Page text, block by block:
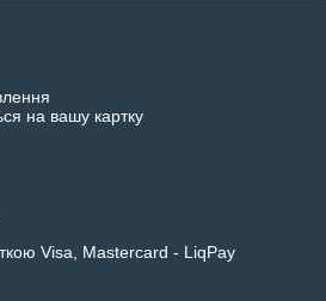
на вашу картку
Visa, Mastercard - LiqPay